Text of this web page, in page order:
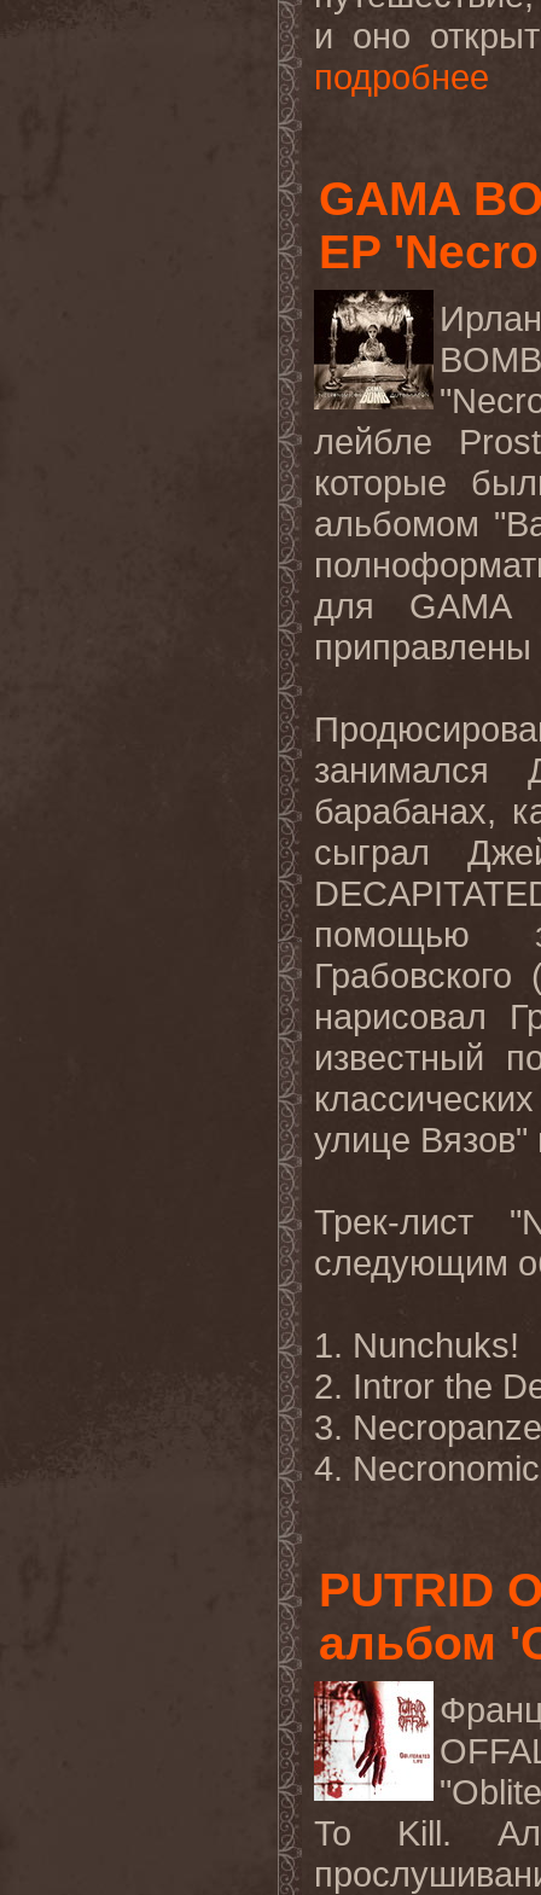
и оно
подробнее
GAMA
EP
лейбле
которые
альбомом "
для GAMA
барабанах,
сыграл
помощью
Грабовского
нарисовал
известный
улице
Трек-лист
следующим
1. Nunchuks!
2. Intror the
3.
4.
PUTRID
альбом
To Kill.